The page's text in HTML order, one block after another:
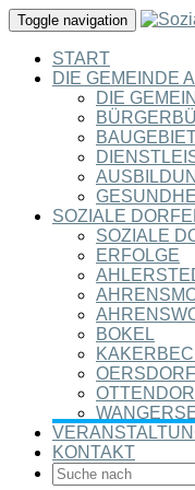
Toggle navigation
START
DIE GEMEINDE
DIE
SOZIALE
SOZIALE
ERFOLGE
BOKEL
OERSDORF
KONTAKT
SEARCH